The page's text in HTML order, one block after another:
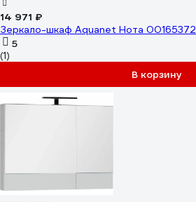
14 971 ₽
Зеркало-шкаф Aquanet Нота 00165372
5
(1)
В корзину